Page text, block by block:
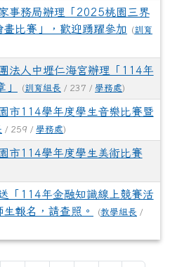
事務局辦理「2025桃園三界
比賽」，歡迎踴躍參加
(訓育
法人中壢仁海宮辦理「114年
(訓育組長 / 237 / 學務處)
市114學年度學生音樂比賽暨
/ 259 / 學務處)
市114學年度學生美術比賽
「114年金融知識線上競賽活
報名，請查照。
(教學組長 /